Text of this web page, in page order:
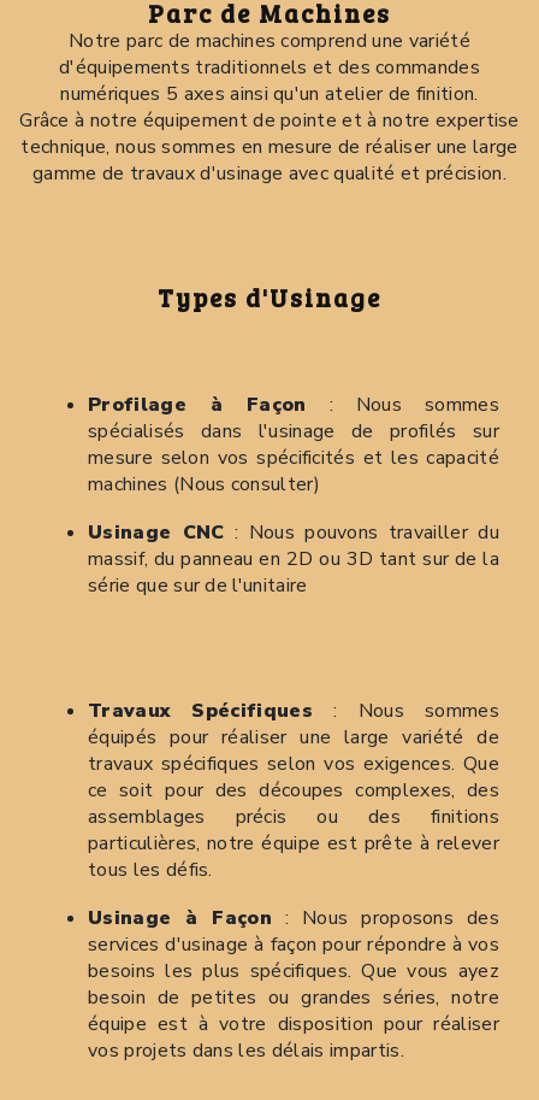
​​​​​​Parc de Machines
Notre parc de machines comprend une variété
d'équipements traditionnels et des commandes
numériques 5 axes ainsi qu'un atelier de finition.
Grâce à notre équipement de pointe et à notre expertise
technique, nous sommes en mesure de réaliser une large
gamme de travaux d'usinage avec qualité et précision.
Types d'Usinage
Profilage à Façon : Nous sommes
spécialisés dans l'usinage de profilés sur
mesure selon vos spécificités et les capacité
machines (Nous consulter)
Usinage CNC : Nous pouvons travailler du
massif, du panneau en 2D ou 3D tant sur de la
série que sur de l'unitaire
Travaux Spécifiques : Nous sommes
équipés pour réaliser une large variété de
travaux spécifiques selon vos exigences. Que
ce soit pour des découpes complexes, des
assemblages précis ou des finitions
particulières, notre équipe est prête à relever
tous les défis.
Usinage à Façon : Nous proposons des
services d'usinage à façon pour répondre à vos
besoins les plus spécifiques. Que vous ayez
besoin de petites ou grandes séries, notre
équipe est à votre disposition pour réaliser
vos projets dans les délais impartis.